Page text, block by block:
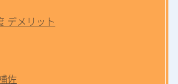
デメリット
佐